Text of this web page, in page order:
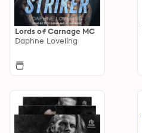
Lords of Carnage MC
Daphne Loveling